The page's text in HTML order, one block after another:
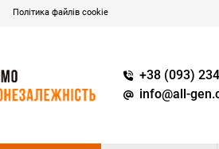
Політика файлів cookie
+38 (093)
info@all-